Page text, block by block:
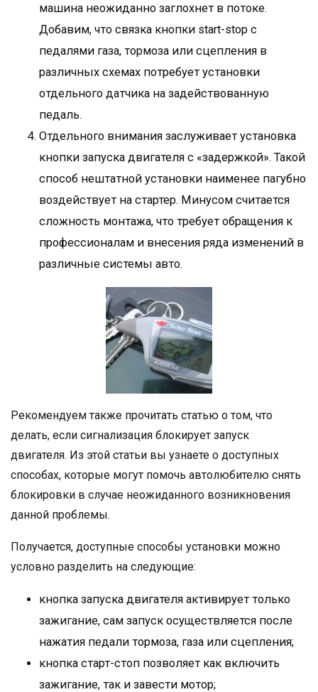
машина неожиданно заглохнет в потоке.
Добавим, что связка кнопки start-stop с
педалями газа, тормоза или сцепления в
различных схемах потребует установки
отдельного датчика на задействованную
педаль.
Отдельного внимания заслуживает установка
кнопки запуска двигателя с «задержкой». Такой
способ нештатной установки наименее пагубно
воздействует на стартер. Минусом считается
сложность монтажа, что требует обращения к
профессионалам и внесения ряда изменений в
различные системы авто.
Рекомендуем также прочитать статью о том, что
делать, если сигнализация блокирует запуск
двигателя. Из этой статьи вы узнаете о доступных
способах, которые могут помочь автолюбителю снять
блокировки в случае неожиданного возникновения
данной проблемы.
Получается, доступные способы установки можно
условно разделить на следующие:
кнопка запуска двигателя активирует только
зажигание, сам запуск осуществляется после
нажатия педали тормоза, газа или сцепления;
кнопка старт-стоп позволяет как включить
зажигание, так и завести мотор;